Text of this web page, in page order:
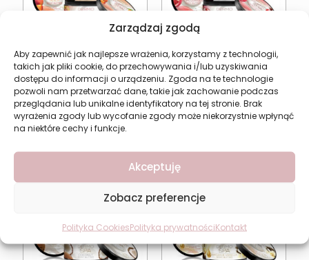
Zarządzaj zgodą
Aby zapewnić jak najlepsze wrażenia, korzystamy z technologii,
takich jak pliki cookie, do przechowywania i/lub uzyskiwania
dostępu do informacji o urządzeniu. Zgoda na te technologie
pozwoli nam przetwarzać dane, takie jak zachowanie podczas
przeglądania lub unikalne identyfikatory na tej stronie. Brak
wyrażenia zgody lub wycofanie zgody może niekorzystnie wpłynąć
na niektóre cechy i funkcje.
Akceptuję
Zobacz preferencje
Polityka CookiesPolityka prywatnościKontakt
Masło do Ciała DERMO
SPA Peach Pure
Essence
11,92zł
Masło do Ciała Granat
Dermo Spa Pure
Essence
11,92zł